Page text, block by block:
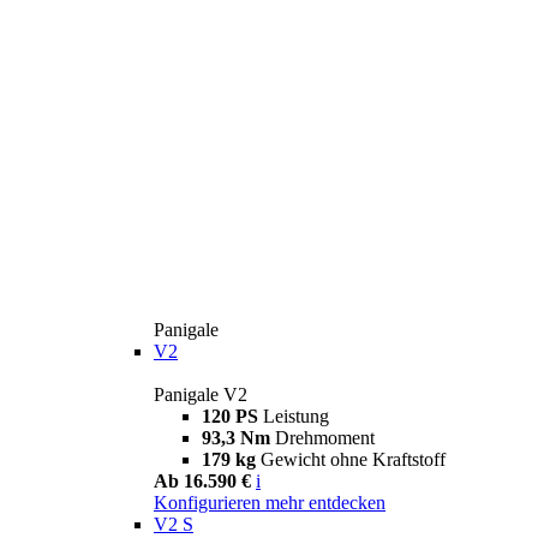
Panigale
V2
Panigale V2
120 PS Leistung
93,3 Nm Drehmoment
179 kg Gewicht ohne Kraftstoff
Ab 16.590 € i
Konfigurieren mehr entdecken
V2 S